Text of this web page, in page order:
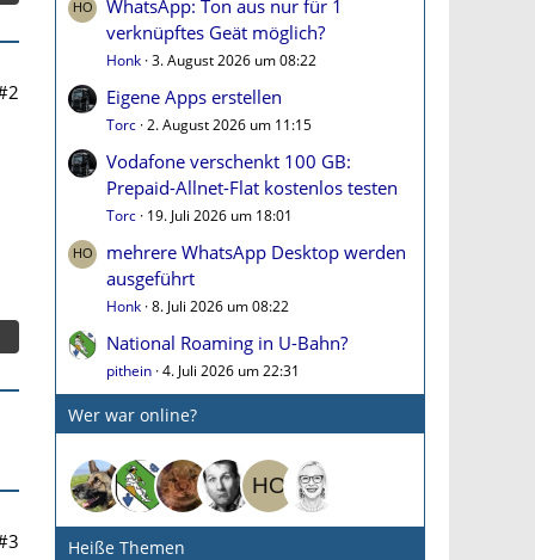
WhatsApp: Ton aus nur für 1
verknüpftes Geät möglich?
Honk 3. August 2026 um 08:22
Eigene Apps erstellen
Torc 2. August 2026 um 11:15
Vodafone verschenkt 100 GB:
Prepaid-Allnet-Flat kostenlos testen
Torc 19. Juli 2026 um 18:01
mehrere WhatsApp Desktop werden
ausgeführt
Honk 8. Juli 2026 um 08:22
National Roaming in U-Bahn?
pithein 4. Juli 2026 um 22:31
Wer war online?
Heiße Themen